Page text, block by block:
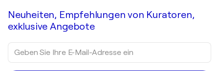
Neuheiten, Empfehlungen von Kuratoren,
exklusive Angebote